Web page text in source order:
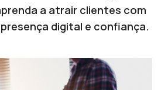
a atrair clientes com
digital e confiança.